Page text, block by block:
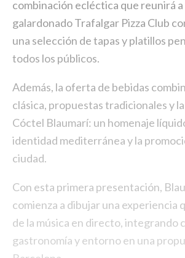
combinación ecléctica que reunirá a
galardonado Trafalgar Pizza Club
una selección de tapas y platillos
todos los públicos.
Además, la oferta de bebidas
clásica, propuestas tradicionales y
Cóctel Blaumarí: un homenaje
identidad mediterránea y la
ciudad.
Con esta primera presentación,
comienza a dibujar una experiencia
de la música en directo, integrando
gastronomía y entorno en una